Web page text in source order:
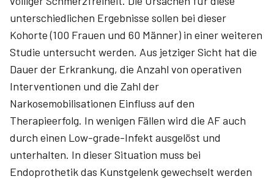
unterschiedlichen Ergebnisse sollen bei dieser
Kohorte (100 Frauen und 60 Männer) in einer weiteren
Studie untersucht werden. Aus jetziger Sicht hat die
Dauer der Erkrankung, die Anzahl von operativen
Interventionen und die Zahl der
Narkosemobilisationen Einfluss auf den
Therapieerfolg. In wenigen Fällen wird die AF auch
durch einen Low-grade-Infekt ausgelöst und
unterhalten. In dieser Situation muss bei
Endoprothetik das Kunstgelenk gewechselt werden